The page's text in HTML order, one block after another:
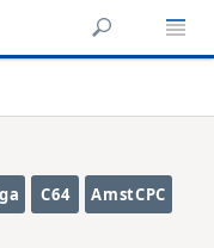
C64 AmstCPC